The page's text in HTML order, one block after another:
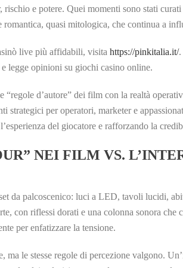
e potere. Quei momenti sono stati
quasi mitologica, che continua a
live più affidabili, visita https://pinkitalia.it/.
legge opinioni su giochi casino online.
“regole d’autore” dei film con la realtà
strategici per operatori, marketer e
del giocatore e rafforzando la
NEI FILM VS.
da palcoscenico: luci a LED, tavoli lucidi,
con riflessi dorati e una colonna sonora
per enfatizzare la tensione.
ma le stesse regole di percezione valgono.